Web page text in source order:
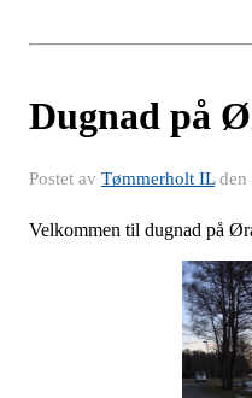
Dugnad på
Postet av Tømmerholt ILden
Velkommen til dugnad på